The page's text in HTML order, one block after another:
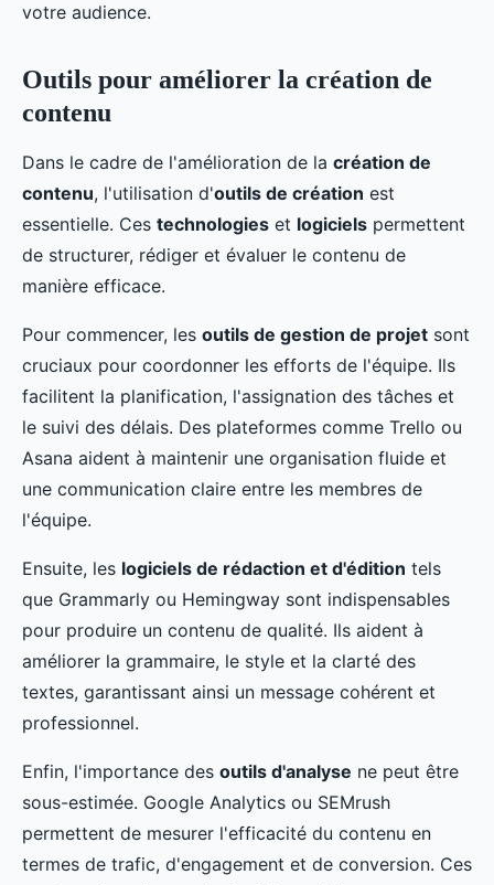
votre audience.
Outils pour améliorer la création de
contenu
Dans le cadre de l'amélioration de la création de
contenu, l'utilisation d'outils de création est
essentielle. Ces technologies et logiciels permettent
de structurer, rédiger et évaluer le contenu de
manière efficace.
Pour commencer, les outils de gestion de projet sont
cruciaux pour coordonner les efforts de l'équipe. Ils
facilitent la planification, l'assignation des tâches et
le suivi des délais. Des plateformes comme Trello ou
Asana aident à maintenir une organisation fluide et
une communication claire entre les membres de
l'équipe.
Ensuite, les logiciels de rédaction et d'édition tels
que Grammarly ou Hemingway sont indispensables
pour produire un contenu de qualité. Ils aident à
améliorer la grammaire, le style et la clarté des
textes, garantissant ainsi un message cohérent et
professionnel.
Enfin, l'importance des outils d'analyse ne peut être
sous-estimée. Google Analytics ou SEMrush
permettent de mesurer l'efficacité du contenu en
termes de trafic, d'engagement et de conversion. Ces